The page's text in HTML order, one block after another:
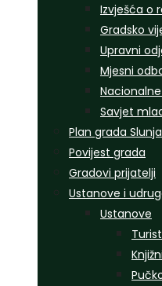
Izvješća o
Gradsko
Upravni
Mjesni
Savjet
Plan grada Slunja
Povijest grada
Gradovi prijatelji
Ustanove i
Ustanove